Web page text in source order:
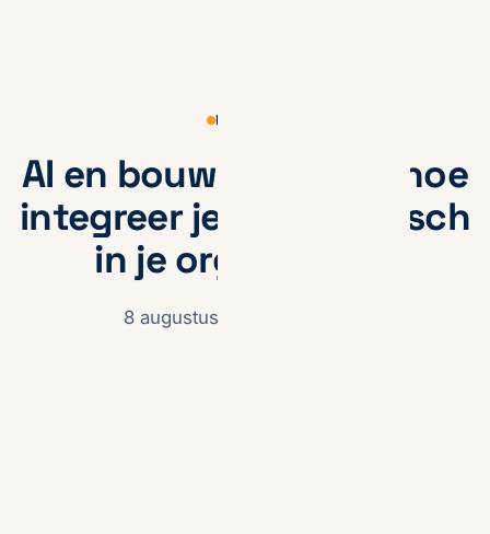
KENNIS
AI en bouwbedrijven: hoe
integreer je het praktisch
in je organisatie?
8 augustus 2025